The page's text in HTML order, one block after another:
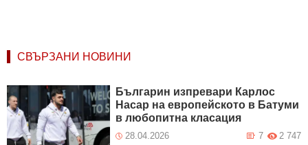
СВЪРЗАНИ НОВИНИ
Българин изпревари Карлос
Насар на европейското в Батуми
в любопитна класация
28.04.2026 2 747
7